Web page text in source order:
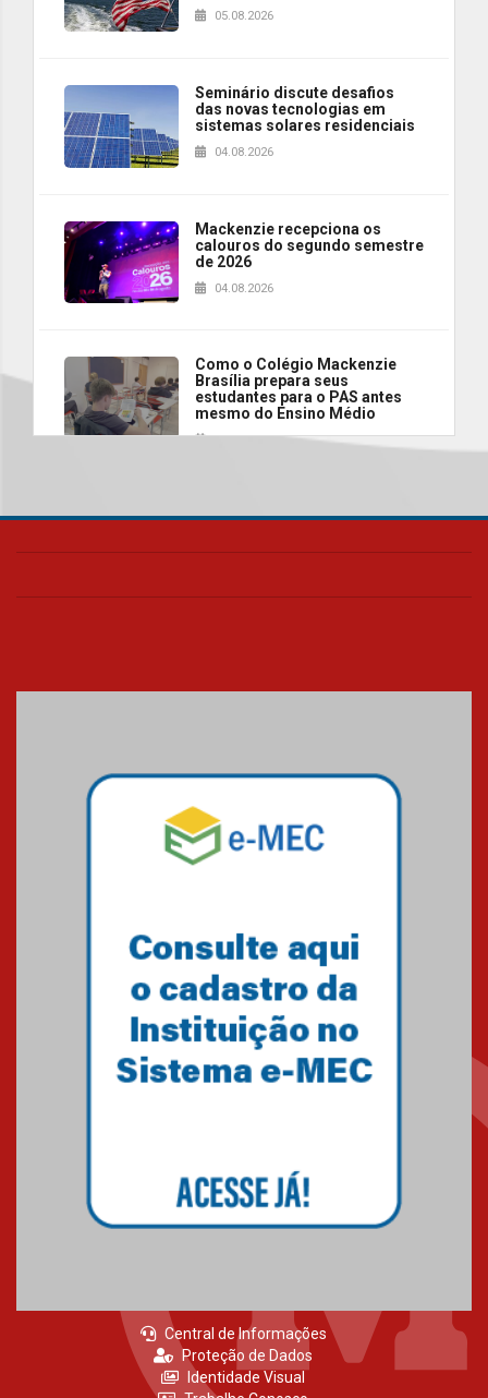
05.08.2026
Seminário discute desafios
das novas tecnologias em
sistemas solares residenciais
04.08.2026
Mackenzie recepciona os
calouros do segundo semestre
de 2026
04.08.2026
Como o Colégio Mackenzie
Brasília prepara seus
estudantes para o PAS antes
mesmo do Ensino Médio
Como os pais podem investir
Professora do Mackenzie é
finalista do Prêmio Jabuti com
obra sobre ética e arquitetura
contemporânea
Semana Internacional
Mackenzie promove parcerias
internacionais
03.08.2026
03.08.2026
Central de Informações
Proteção de Dados
Identidade Visual